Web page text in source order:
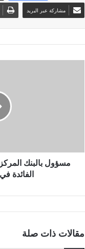
مشاركة عبر البريد
مسؤول بالبنك
الفائدة
مقالات ذات صلة